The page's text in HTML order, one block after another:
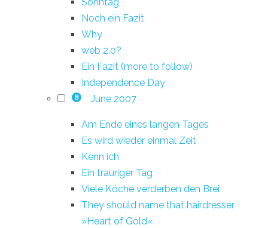
Noch ein Fazit
Why
web 2.0?
Ein Fazit (more to follow)
Independence Day
8 June 2007
Am Ende eines langen Tages
Es wird wieder einmal Zeit
Kenn ich
Ein trauriger Tag
Viele Köche verderben den Brei
They should name that hairdresser
»Heart of Gold«